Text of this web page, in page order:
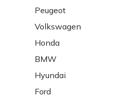
Peugeot
Volkswagen
Honda
BMW
Hyundai
Ford